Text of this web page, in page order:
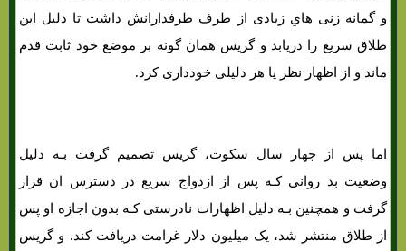
و گمانه زنی هاي‌ زیادی از طرف طرفدارانش داشت تا دلیل این
طلاق سریع را دریابد و گریس همان‌ گونه بر موضع خود ثابت قدم
ماند و از اظهار نظر یا هر دلیلی خودداری کرد.
اما پس از چهار سال سکوت، گریس تصمیم گرفت بـه دلیل
وضعیت بد روانی کـه پس از ازدواج سریع در دسترس ان قرار
گرفت و همچنین بـه دلیل اظهارات نادرستی کـه بدون اجازه او پس
از طلاق منتشر شد، یک میلیون دلار غرامت دریافت کند. و گریس